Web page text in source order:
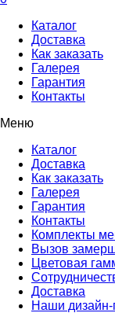
Каталог
Доставка
Как заказать
Галерея
Гарантия
Контакты
Меню
Каталог
Доставка
Как заказать
Галерея
Гарантия
Контакты
Комплекты
Вызов
Цветовая
Доставка
Наши дизайн-